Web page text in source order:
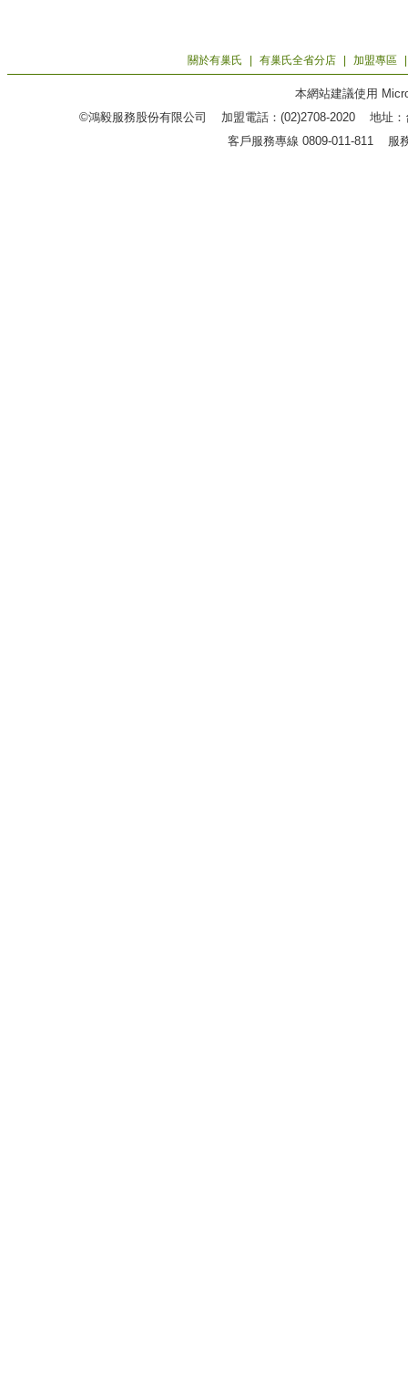
關於有巢氏 有巢氏全省分店 加盟專區
本網站建議使用
©鴻毅服務股份有限公司 加盟電話：(02)2708-2020 地址
客戶服務專線 0809-011-811